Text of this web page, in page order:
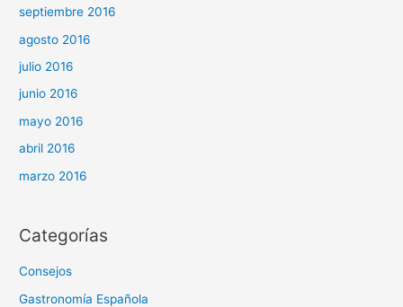
septiembre 2016
agosto 2016
julio 2016
junio 2016
mayo 2016
abril 2016
marzo 2016
Categorías
Consejos
Gastronomía Española